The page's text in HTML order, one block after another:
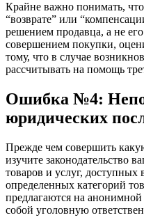
Крайне важно понимать,
“возврате” или
решением продавца, а не
совершением покупки,
тому, что в случае
рассчитывать на помощь
Ошибка №4:
юридических
Прежде чем совершить
изучите законодательство
товаров и услуг, доступных
определенных категорий
предлагаются на
собой уголовную